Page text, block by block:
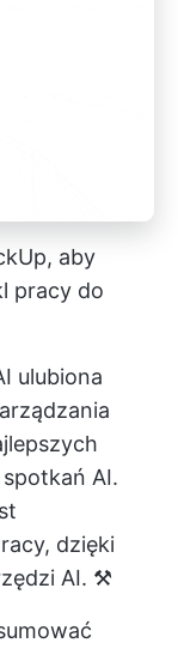
aby
pracy do
ulubiona
AI.
dzięki
AI. ⚒️